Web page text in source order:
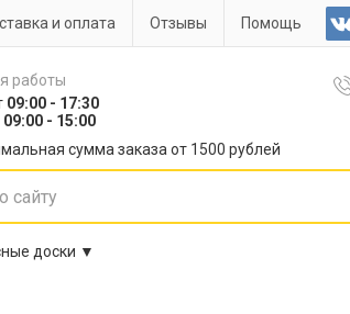
и оплата Отзывы Помощь
работы
09:00 - 17:30
09:00 - 15:00
сумма заказа от 1500 рублей
доски ▼